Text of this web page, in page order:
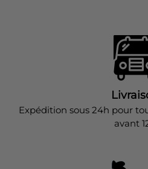
Expédition sous 24h pour
avant